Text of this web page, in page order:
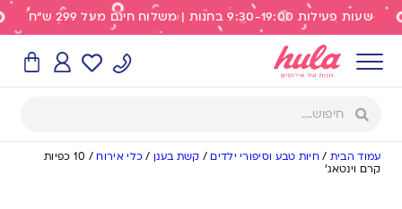
שעות פעילות 9:30-19:00 בחנות | משלוח חינם מעל 299 ש"ח
עמוד הבית /חיות טבע וסיפורי ילדים / קשת בענן / כלי אירוח /
10 כפיות
קרם וינטאג’